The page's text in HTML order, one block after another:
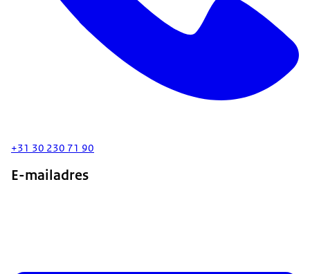
+31 30 230 71 90
E-mailadres